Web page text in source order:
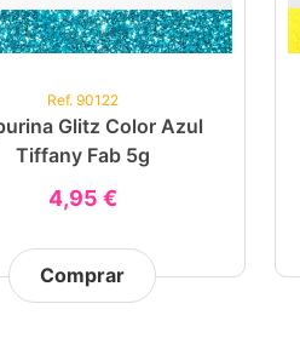
Ref. 90122
Glitz Color Azul
Tiffany Fab 5g
4,95 €
Comprar